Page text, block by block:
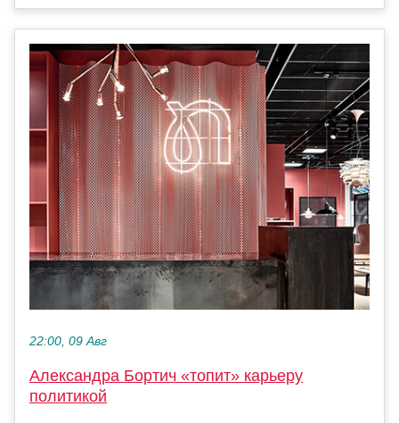
22:00, 09 Авг
Александра Бортич «топит» карьеру
политикой